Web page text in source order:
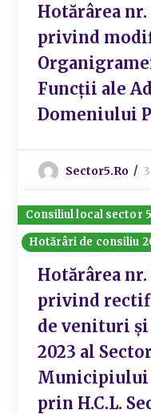
Hotărârea nr.
privind
Funcții ale
Domeniului
Sector5.ro
Consiliul local sector 5
Hotărâri de consiliu
Hotărârea nr.
privind
de venituri
2023 al
Municipiului
prin H.C.L.